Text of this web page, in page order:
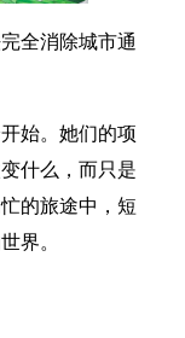
全消除城市通
始。她们的项
什么，而只是
的旅途中，短
界。